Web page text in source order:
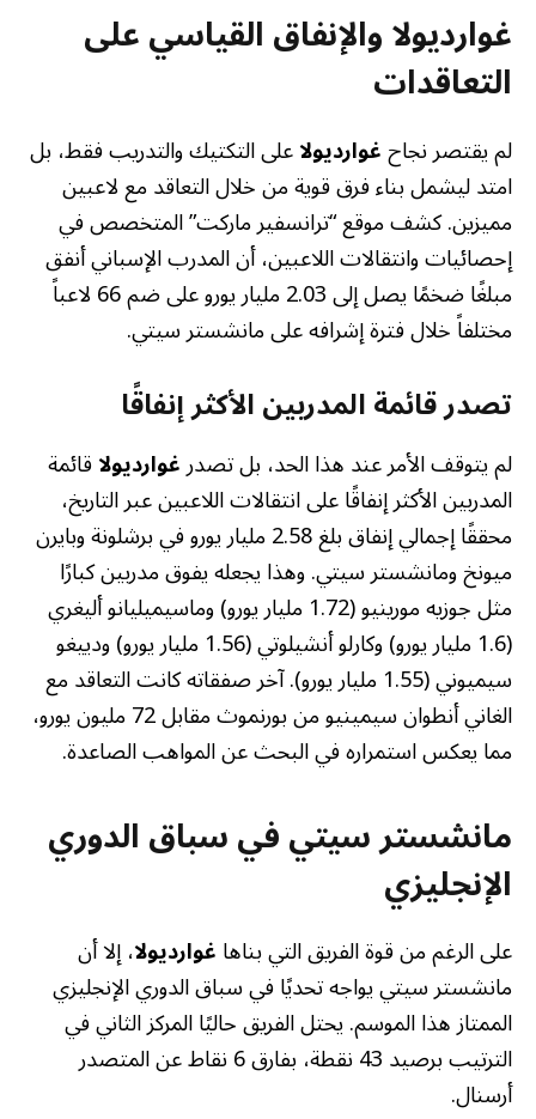
غوارديولا والإنفاق القياسي على
التعاقدات
لم يقتصر نجاحغوارديولاعلى التكتيك والتدريب فقط، بل
امتد ليشمل بناء فرق قوية من خلال التعاقد مع لاعبين
مميزين. كشف موقع “ترانسفير ماركت” المتخصص في
إحصائيات وانتقالات اللاعبين، أن المدرب الإسباني أنفق
مبلغًا ضخمًا يصل إلى 2.03 مليار يورو على ضم 66 لاعباً
مختلفاً خلال فترة إشرافه على مانشستر سيتي.
تصدر قائمة المدربين الأكثر إنفاقًا
لم يتوقف الأمر عند هذا الحد، بل تصدرغوارديولاقائمة
المدربين الأكثر إنفاقًا على انتقالات اللاعبين عبر التاريخ،
محققًا إجمالي إنفاق بلغ 2.58 مليار يورو في برشلونة وبايرن
ميونخ ومانشستر سيتي. وهذا يجعله يفوق مدربين كبارًا
مثل جوزيه مورينيو (1.72 مليار يورو) وماسيميليانو أليغري
(1.6 مليار يورو) وكارلو أنشيلوتي (1.56 مليار يورو) ودييغو
سيميوني (1.55 مليار يورو). آخر صفقاته كانت التعاقد مع
الغاني أنطوان سيمينيو من بورنموث مقابل 72 مليون يورو،
مما يعكس استمراره في البحث عن المواهب الصاعدة.
مانشستر سيتي في سباق الدوري
الإنجليزي
على الرغم من قوة الفريق التي بناهاغوارديولا، إلا أن
مانشستر سيتي يواجه تحديًا في سباق الدوري الإنجليزي
الممتاز هذا الموسم. يحتل الفريق حاليًا المركز الثاني في
الترتيب برصيد 43 نقطة، بفارق 6 نقاط عن المتصدر
أرسنال.